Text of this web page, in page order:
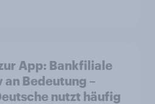
App: Bankfiliale
Bedeutung –
nutzt häufig